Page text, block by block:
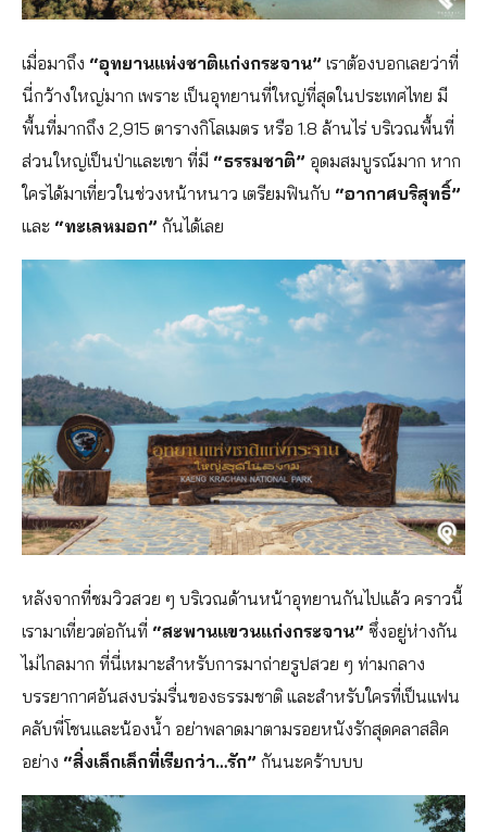
เมื่อมาถึง “อุทยานแห่งชาติแก่งกระจาน” เราต้องบอกเลยว่าที่
นี่กว้างใหญ่มาก เพราะ เป็นอุทยานที่ใหญ่ที่สุดในประเทศไทย มี
พื้นที่มากถึง 2,915 ตารางกิโลเมตร หรือ 1.8 ล้านไร่ บริเวณพื้นที่
ส่วนใหญ่เป็นป่าและเขา ที่มี “ธรรมชาติ” อุดมสมบูรณ์มาก หาก
ใครได้มาเที่ยวในช่วงหน้าหนาว เตรียมฟินกับ “อากาศบริสุทธิ์”
และ “ทะเลหมอก” กันได้เลย
หลังจากที่ชมวิวสวย ๆ บริเวณด้านหน้าอุทยานกันไปแล้ว คราวนี้
เรามาเที่ยวต่อกันที่ “สะพานแขวนแก่งกระจาน” ซึ่งอยู่ห่างกัน
ไม่ไกลมาก ที่นี่เหมาะสำหรับการมาถ่ายรูปสวย ๆ ท่ามกลาง
บรรยากาศอันสงบร่มรื่นของธรรมชาติ และสำหรับใครที่เป็นแฟน
คลับพี่โชนและน้องน้ำ อย่าพลาดมาตามรอยหนังรักสุดคลาสสิค
อย่าง “สิ่งเล็กเล็กที่เรียกว่า…รัก” กันนะคร้าบบบ